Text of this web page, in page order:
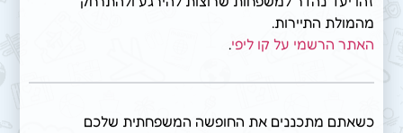
מהמולת התיירות.
האתר הרשמי על קו ליפי.
כשאתם מתכננים את החופשה המשפחתית שלכם